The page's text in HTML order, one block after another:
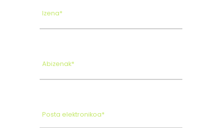
Izena*
Abizenak*
Posta elektronikoa*